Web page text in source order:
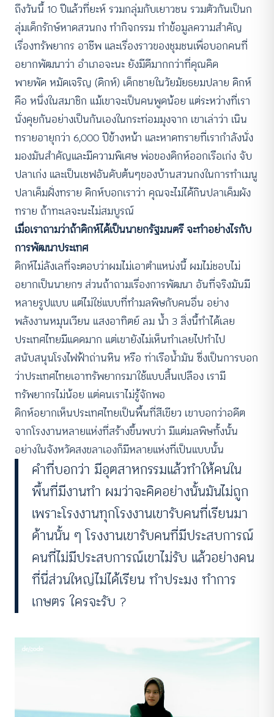
ถึงวันนี้ 10 ปีแล้วที่ยะห์ รวมกลุ่มกับเยาวชน รวมตัวกันเป็นก
ลุ่มเด็กรักษ์หาดสวนกง ทำกิจกรรม ทำข้อมูลความสำคัญ
เรื่องทรัพยากร อาชีพ และเรื่องราวของชุมชนเพื่อบอกคนที่
อยากพัฒนาว่า อำเภอจะนะ ยังมีดีมากกว่าที่คุณคิด
พายพัด หมัดเจริญ (ดิกห์) เด็กชายในวัยมัยธยมปลาย ดิกห์
คือ หนึ่งในสมาชิก แม้เขาจะเป็นคนพูดน้อย แต่ระหว่างที่เรา
นั่งคุยกันอย่างเป็นกันเองในกระท่อมมุงจาก เขาเล่าว่า เนิน
ทรายอายุกว่า 6,000 ปีข้างหน้า และหาดทรายที่เรากำลังนั่ง
มองมันสำคัญและมีความพิเศษ พ่อของดิกห์ออกเรือเก่ง จับ
ปลาเก่ง และเป็นเชฟอันดับต้นๆของบ้านสวนกงในการทำเมนู
ปลาเค็มฝั่งทราย ​ดิกห์บอกเราว่า คุณจะไม่ได้กินปลาเค็มผัง
ทราย ถ้าทะเลจะนะไม่สมบูรณ์​ ​
เมื่อเราถามว่าถ้าดิกห์ได้เป็นนายกรัฐมนตรี จะทำอย่างไรกับ
การพัฒนาประเทศ
ดิกห์ไม่ลังเลที่จะตอบว่าผมไม่เอาตำแหน่งนี้ ผมไม่ชอบไม่
อยากเป็นนายกฯ ส่วนถ้าถามเรื่องการพัฒนา อันที่จริงมันมี
หลายรูปแบบ แต่ไม่ใช่แบบที่ทำมลพิษกับคนอื่น อย่าง
พลังงานหมุนเวียน แสงอาทิตย์ ลม น้ำ 3 สิ่งนี้ทำได้เลย
ประเทศไทยมีแดดมาก แต่เขายังไม่เห็นทำเลยไปทำไป
สนับสนุนโรงไฟฟ้าถ่านหิน หรือ ท่าเรือน้ำมัน ซึ่งเป็นการบอก
ว่าประเทศไทยเอาทรัพยากรมาใช้แบบสิ้นเปลือง เรามี
ทรัพยากรไม่น้อย แต่คนเราไม่รู้จักพอ
ดิกห์อยากเห็นประเทศไทยเป็นพื้นที่สีเขียว เขาบอกว่าอดีต
จากโรงงานหลายแห่งที่สร้างขึ้นพบว่า มีแต่มลพิษทั้งนั้น
อย่างในจังหวัดสงขลาเองก็มีหลายแห่งที่เป็นแบบนั้น
คำที่บอกว่า มีอุตสาหกรรมแล้วทำให้คนใน
พื้นที่มีงานทำ ผมว่าจะคิดอย่างนั้นมันไม่ถูก
เพราะโรงงานทุกโรงงานเขารับคนที่เรียนมา
ด้านนั้น ๆ โรงงานเขารับคนที่มีประสบการณ์
คนที่ไม่มีประสบการณ์เขาไม่รับ แล้วอย่างคน
ที่นี่ส่วนใหญ่ไม่ได้เรียน ทำประมง ทำการ
เกษตร ใครจะรับ ?